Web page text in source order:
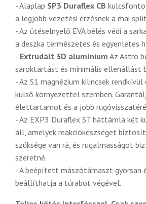
- Alaplap SP3 Duraflex CB
a legjobb vezetési érzésnek a mai
- Az ütéselnyelő EVA bélés védi a
a deszka természetes és egyenletes
- Extrudált 3D alumínium Az Astro
saroktartást és minimális ellenállást
- Az S1 magnézium kilincsek
külső környezettel szemben.
élettartamot és a jobb
- Az EXP3 Duraflex ST háttámla két
áll, amelyek reakciókészséget
szüksége van rá, és rugalmasságot
szeretné.
- A beépített mászótámaszt gyorsan
beállíthatja a túrabot végével.